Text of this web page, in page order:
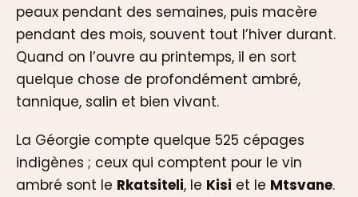
peaux pendant des semaines, puis macère
pendant des mois, souvent tout l’hiver durant.
Quand on l’ouvre au printemps, il en sort
quelque chose de profondément ambré,
tannique, salin et bien vivant.
La Géorgie compte quelque 525 cépages
indigènes ; ceux qui comptent pour le vin
ambré sont le Rkatsiteli, le Kisi et le Mtsvane.